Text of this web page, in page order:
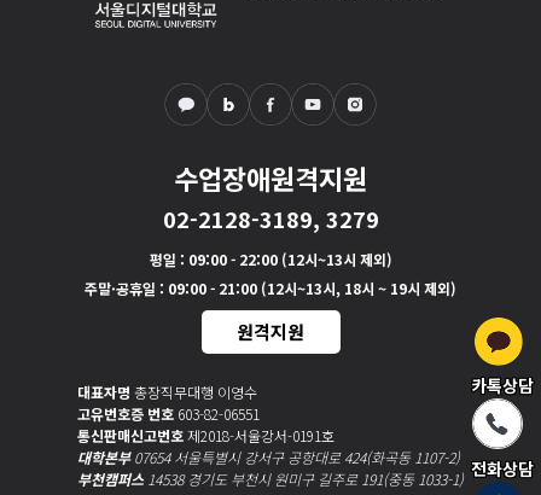
수업장애원격지원
02-2128-3189, 3279
평일 : 09:00 - 22:00 (12시~13시 제외)
주말·공휴일 : 09:00 - 21:00 (12시~13시, 18시 ~ 19시 제외)
원격지원
대표자명 총장직무대행 이영수
고유번호증 번호 603-82-06551
통신판매신고번호제2018-서울강서-0191호
대학본부07654 서울특별시 강서구 공항대로 424(화곡동 1107-2)
부천캠퍼스14538 경기도 부천시 원미구 길주로 191(중동 1033-1)
카톡상담
전화상담